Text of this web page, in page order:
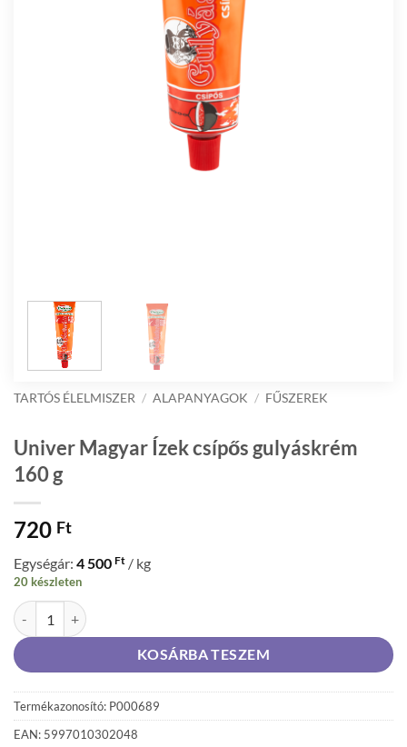
TARTÓS ÉLELMISZER / ALAPANYAGOK / FŰSZEREK
Univer Magyar Ízek csípős gulyáskrém
160 g
720 Ft
Egységár: 4 500 Ft / kg
20 készleten
Univer Magyar Ízek csípős gulyáskrém 160 g mennyiség
KOSÁRBA TESZEM
Termékazonosító: P000689
EAN: 5997010302048